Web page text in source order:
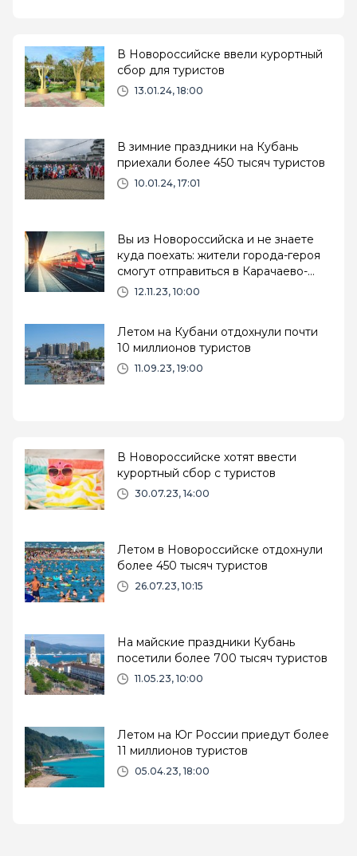
В Новороссийске ввели курортный
сбор для туристов
13.01.24, 18:00
В зимние праздники на Кубань
приехали более 450 тысяч туристов
10.01.24, 17:01
Вы из Новороссийска и не знаете
куда поехать: жители города-героя
смогут отправиться в Карачаево-
Черкессию
12.11.23, 10:00
Летом на Кубани отдохнули почти
10 миллионов туристов
11.09.23, 19:00
В Новороссийске хотят ввести
курортный сбор с туристов
30.07.23, 14:00
Летом в Новороссийске отдохнули
более 450 тысяч туристов
26.07.23, 10:15
На майские праздники Кубань
посетили более 700 тысяч туристов
11.05.23, 10:00
Летом на Юг России приедут более
11 миллионов туристов
05.04.23, 18:00